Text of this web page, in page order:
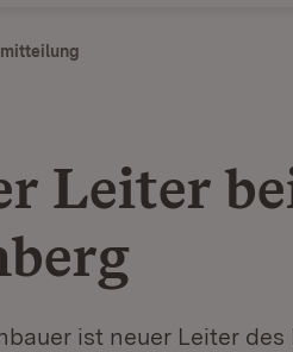
Leiter
ist neuer Leiter